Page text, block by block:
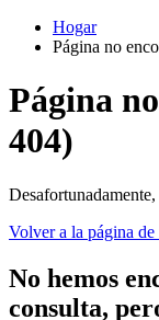
Hogar
Página no
Página
404)
Volver a la página
No hemos
consulta,